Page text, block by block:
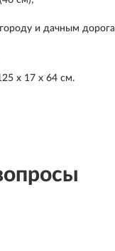
и дачным
х 17 х 64 см.